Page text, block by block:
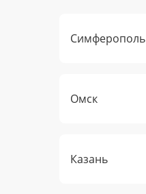
Симферополь
Омск
Казань